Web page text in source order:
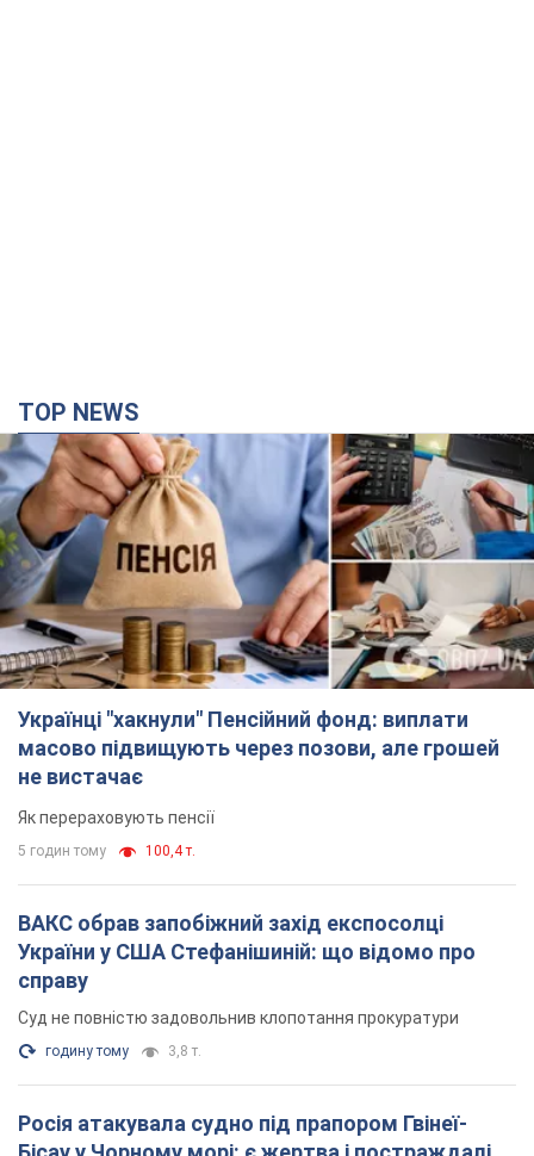
TOP NEWS
Українці "хакнули" Пенсійний фонд: виплати
масово підвищують через позови, але грошей
не вистачає
Як перераховують пенсії
5 годин тому 100,4 т.
ВАКС обрав запобіжний захід експосолці
України у США Стефанішиній: що відомо про
справу
Суд не повністю задовольнив клопотання прокуратури
годину тому 3,8 т.
Росія атакувала судно під прапором Гвінеї-